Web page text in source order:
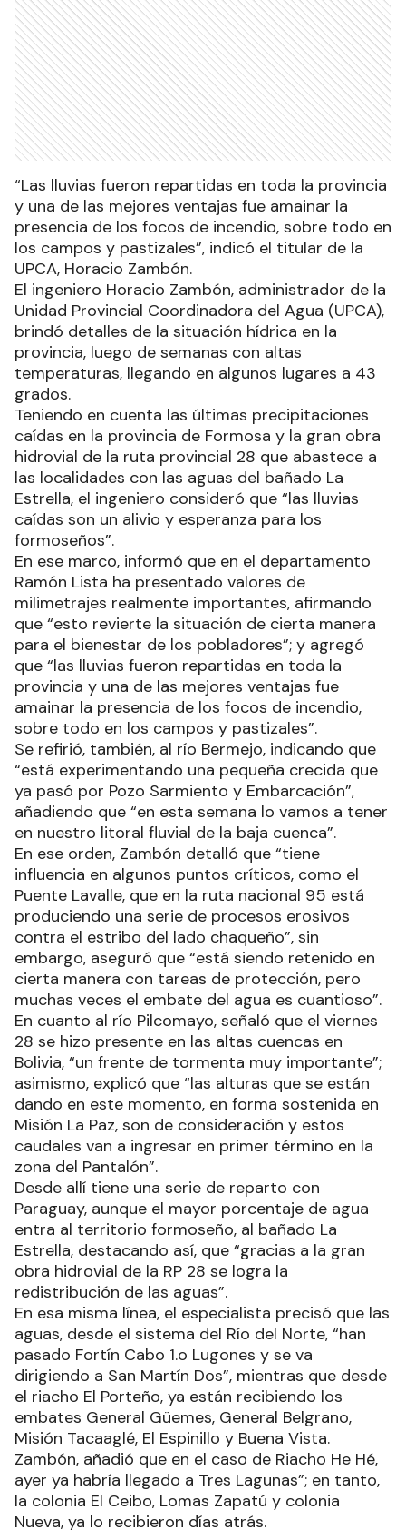
“Las lluvias fueron repartidas en toda la provincia
y una de las mejores ventajas fue amainar la
presencia de los focos de incendio, sobre todo en
los campos y pastizales”, indicó el titular de la
UPCA, Horacio Zambón.
El ingeniero Horacio Zambón, administrador de la
Unidad Provincial Coordinadora del Agua (UPCA),
brindó detalles de la situación hídrica en la
provincia, luego de semanas con altas
temperaturas, llegando en algunos lugares a 43
grados.
Teniendo en cuenta las últimas precipitaciones
caídas en la provincia de Formosa y la gran obra
hidrovial de la ruta provincial 28 que abastece a
las localidades con las aguas del bañado La
Estrella, el ingeniero consideró que “las lluvias
caídas son un alivio y esperanza para los
formoseños”.
En ese marco, informó que en el departamento
Ramón Lista ha presentado valores de
milimetrajes realmente importantes, afirmando
que “esto revierte la situación de cierta manera
para el bienestar de los pobladores”; y agregó
que “las lluvias fueron repartidas en toda la
provincia y una de las mejores ventajas fue
amainar la presencia de los focos de incendio,
sobre todo en los campos y pastizales”.
Se refirió, también, al río Bermejo, indicando que
“está experimentando una pequeña crecida que
ya pasó por Pozo Sarmiento y Embarcación”,
añadiendo que “en esta semana lo vamos a tener
en nuestro litoral fluvial de la baja cuenca”.
En ese orden, Zambón detalló que “tiene
influencia en algunos puntos críticos, como el
Puente Lavalle, que en la ruta nacional 95 está
produciendo una serie de procesos erosivos
contra el estribo del lado chaqueño”, sin
embargo, aseguró que “está siendo retenido en
cierta manera con tareas de protección, pero
muchas veces el embate del agua es cuantioso”.
En cuanto al río Pilcomayo, señaló que el viernes
28 se hizo presente en las altas cuencas en
Bolivia, “un frente de tormenta muy importante”;
asimismo, explicó que “las alturas que se están
dando en este momento, en forma sostenida en
Misión La Paz, son de consideración y estos
caudales van a ingresar en primer término en la
zona del Pantalón”.
Desde allí tiene una serie de reparto con
Paraguay, aunque el mayor porcentaje de agua
entra al territorio formoseño, al bañado La
Estrella, destacando así, que “gracias a la gran
obra hidrovial de la RP 28 se logra la
redistribución de las aguas”.
En esa misma línea, el especialista precisó que las
aguas, desde el sistema del Río del Norte, “han
pasado Fortín Cabo 1.o Lugones y se va
dirigiendo a San Martín Dos”, mientras que desde
el riacho El Porteño, ya están recibiendo los
embates General Güemes, General Belgrano,
Misión Tacaaglé, El Espinillo y Buena Vista.
Zambón, añadió que en el caso de Riacho He Hé,
ayer ya habría llegado a Tres Lagunas”; en tanto,
la colonia El Ceibo, Lomas Zapatú y colonia
Nueva, ya lo recibieron días atrás.